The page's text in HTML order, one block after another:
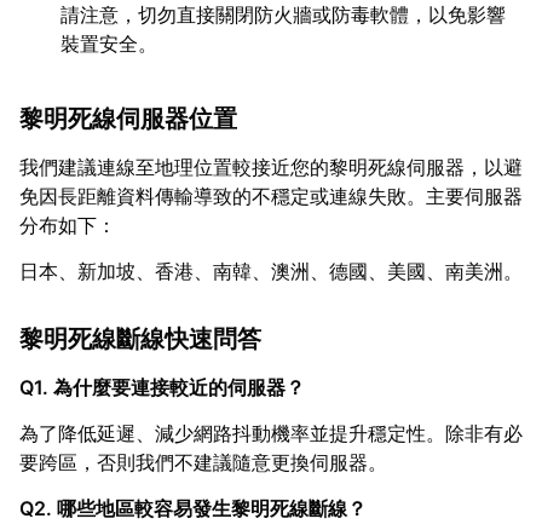
請注意，切勿直接關閉防火牆或防毒軟體，以免影響
裝置安全。
黎明死線伺服器位置
我們建議連線至地理位置較接近您的黎明死線伺服器，以避
免因長距離資料傳輸導致的不穩定或連線失敗。主要伺服器
分布如下：
日本、新加坡、香港、南韓、澳洲、德國、美國、南美洲。
黎明死線斷線快速問答
Q1. 為什麼要連接較近的伺服器？
為了降低延遲、減少網路抖動機率並提升穩定性。除非有必
要跨區，否則我們不建議隨意更換伺服器。
Q2. 哪些地區較容易發生黎明死線斷線？